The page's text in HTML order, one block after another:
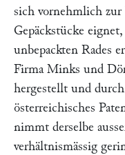
sich vornehmlich zur
Gepäckstücke
unbepackten Rades
Firma Minks und
hergestellt und
österreichisches
nimmt derselbe
verhältnismässig